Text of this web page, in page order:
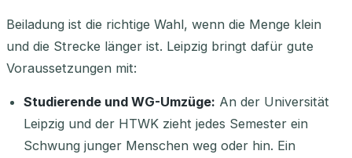
Beiladung ist die richtige Wahl, wenn die Menge klein
und die Strecke länger ist. Leipzig bringt dafür gute
Voraussetzungen mit:
Studierende und WG-Umzüge: An der Universität
Leipzig und der HTWK zieht jedes Semester ein
Schwung junger Menschen weg oder hin. Ein